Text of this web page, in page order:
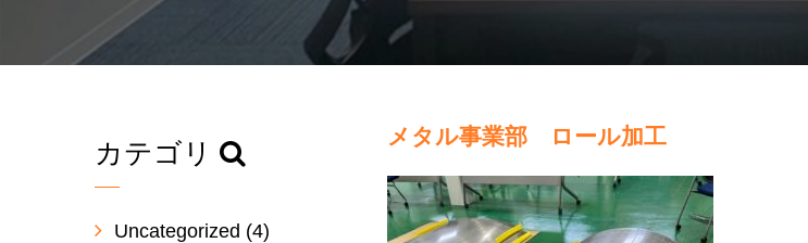
カテゴリ
Uncategorized (4)
メタル事業部 ロール加工